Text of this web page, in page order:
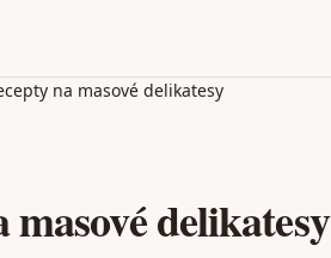
na masové delikatesy
delikatesy